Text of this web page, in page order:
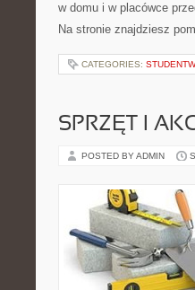
w domu i w placówce
Na stronie znajdziesz
CATEGORIES:
SPRZĘT I
POSTED BY ADMIN